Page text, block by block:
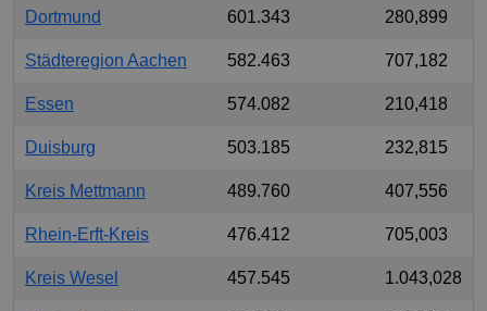
Dortmund 601.343 280,899
Städteregion Aachen 582.463 707,182
Essen 574.082 210,418
Duisburg 503.185 232,815
Kreis Mettmann 489.760 407,556
Rhein-Erft-Kreis 476.412 705,003
Kreis Wesel 457.545 1.043,028